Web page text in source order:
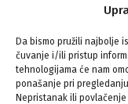
Da bismo pružili najbolje
čuvanje i/ili pristup
tehnologijama će nam
ponašanje pri
Nepristanak ili
pukla
će i sile
29.06.2025.